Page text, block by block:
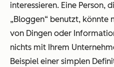
interessieren. Eine Person,
„Bloggen“ benutzt, könnte
von Dingen oder
nichts mit Ihrem
Beispiel einer simplen